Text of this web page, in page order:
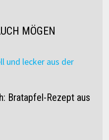
MÖGEN
Bratapfel-Rezept aus